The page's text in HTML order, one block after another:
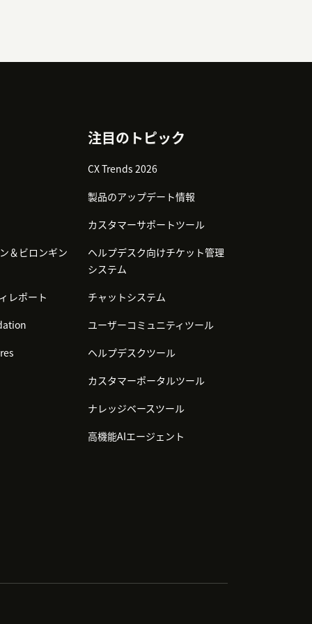
＆ビロンギン
レポート
注目のトピック
CX Trends 2026
製品のアップデート情報
カスタマーサポートツール
ヘルプデスク向けチケット管理
システム
チャットシステム
ユーザーコミュニティツール
ヘルプデスクツール
カスタマーポータルツール
ナレッジベースツール
高機能AIエージェント